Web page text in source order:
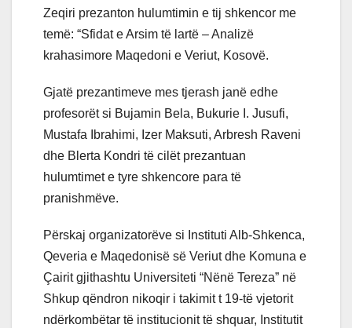
Zeqiri prezanton hulumtimin e tij shkencor me
temë: “Sfidat e Arsim të lartë – Analizë
krahasimore Maqedoni e Veriut, Kosovë.
Gjatë prezantimeve mes tjerash janë edhe
profesorët si Bujamin Bela, Bukurie I. Jusufi,
Mustafa Ibrahimi, Izer Maksuti, Arbresh Raveni
dhe Blerta Kondri të cilët prezantuan
hulumtimet e tyre shkencore para të
pranishmëve.
Përskaj organizatorëve si Instituti Alb-Shkenca,
Qeveria e Maqedonisë së Veriut dhe Komuna e
Çairit gjithashtu Universiteti “Nënë Tereza” në
Shkup qëndron nikoqir i takimit t 19-të vjetorit
ndërkombëtar të institucionit të shquar, Institutit